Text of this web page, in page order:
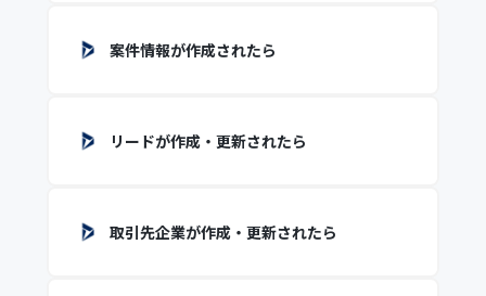
案件情報が作成されたら
リードが作成・更新されたら
取引先企業が作成・更新されたら